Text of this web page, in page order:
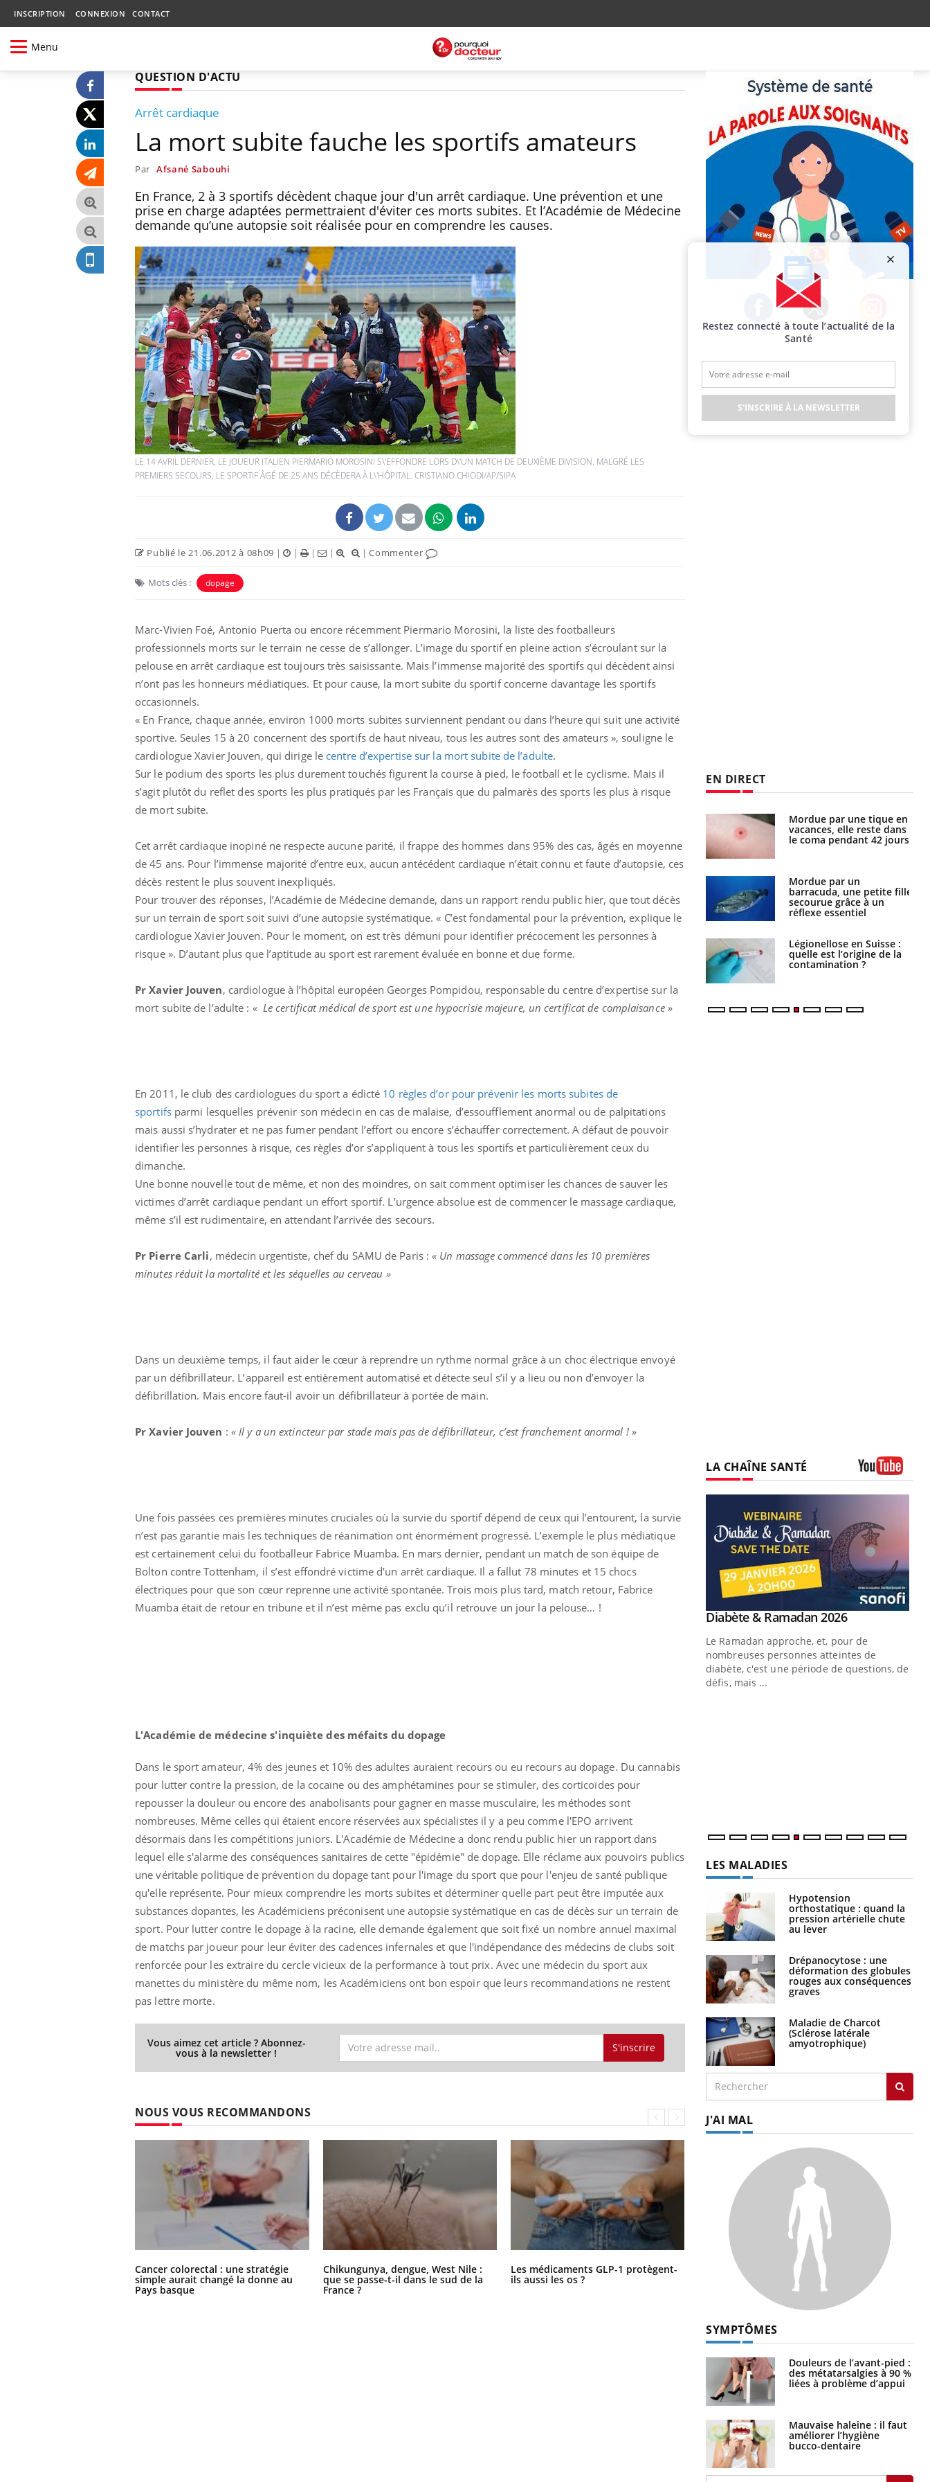
INSCRIPTION CONNEXION CONTACT
Menu
QUESTION D'ACTU
Arrêt cardiaque
La mort subite fauche les sportifs amateurs
Par Afsané Sabouhi
En France, 2 à 3 sportifs décèdent chaque jour d'un arrêt cardiaque. Une prévention et une
prise en charge adaptées permettraient d'éviter ces morts subites. Et l’Académie de Médecine
demande qu’une autopsie soit réalisée pour en comprendre les causes.
LE 14 AVRIL DERNIER, LE JOUEUR ITALIEN PIERMARIO MOROSINI S\'EFFONDRE LORS D\'UN MATCH DE DEUXIÈME DIVISION. MALGRÉ LES
PREMIERS SECOURS, LE SPORTIF ÂGÉ DE 25 ANS DÉCÈDERA À L\'HÔPITAL. CRISTIANO CHIODI/AP/SIPA
Publié le 21.06.2012 à 08h09 | | | | |Commenter
Mots clés : dopage
Marc-Vivien Foé, Antonio Puerta ou encore récemment Piermario Morosini, la liste des footballeurs
professionnels morts sur le terrain ne cesse de s’allonger. L’image du sportif en pleine action s’écroulant sur la
pelouse en arrêt cardiaque est toujours très saisissante. Mais l’immense majorité des sportifs qui décèdent ainsi
n’ont pas les honneurs médiatiques. Et pour cause, la mort subite du sportif concerne davantage les sportifs
occasionnels.
« En France, chaque année, environ 1000 morts subites surviennent pendant ou dans l’heure qui suit une activité
sportive. Seules 15 à 20 concernent des sportifs de haut niveau, tous les autres sont des amateurs », souligne le
cardiologue Xavier Jouven, qui dirige le centre d’expertise sur la mort subite de l’adulte.
Sur le podium des sports les plus durement touchés figurent la course à pied, le football et le cyclisme. Mais il
s’agit plutôt du reflet des sports les plus pratiqués par les Français que du palmarès des sports les plus à risque
de mort subite.
Cet arrêt cardiaque inopiné ne respecte aucune parité, il frappe des hommes dans 95% des cas, âgés en moyenne
de 45 ans. Pour l’immense majorité d’entre eux, aucun antécédent cardiaque n’était connu et faute d’autopsie, ces
décès restent le plus souvent inexpliqués.
Pour trouver des réponses, l’Académie de Médecine demande, dans un rapport rendu public hier, que tout décès
sur un terrain de sport soit suivi d’une autopsie systématique. « C’est fondamental pour la prévention, explique le
cardiologue Xavier Jouven. Pour le moment, on est très démuni pour identifier précocement les personnes à
risque ». D’autant plus que l’aptitude au sport est rarement évaluée en bonne et due forme.
Pr Xavier Jouven, cardiologue à l’hôpital européen Georges Pompidou, responsable du centre d’expertise sur la
mort subite de l’adulte : « Le certificat médical de sport est une hypocrisie majeure, un certificat de complaisance »
En 2011, le club des cardiologues du sport a édicté 10 règles d’or pour prévenir les morts subites de
sportifsparmi lesquelles prévenir son médecin en cas de malaise, d’essoufflement anormal ou de palpitations
mais aussi s’hydrater et ne pas fumer pendant l’effort ou encore s’échauffer correctement. A défaut de pouvoir
identifier les personnes à risque, ces règles d’or s’appliquent à tous les sportifs et particulièrement ceux du
dimanche.
Une bonne nouvelle tout de même, et non des moindres, on sait comment optimiser les chances de sauver les
victimes d’arrêt cardiaque pendant un effort sportif. L’urgence absolue est de commencer le massage cardiaque,
même s’il est rudimentaire, en attendant l’arrivée des secours.
Pr Pierre Carli, médecin urgentiste, chef du SAMU de Paris :« Un massage commencé dans les 10 premières
minutes réduit la mortalité et les séquelles au cerveau »
Dans un deuxième temps, il faut aider le cœur à reprendre un rythme normal grâce à un choc électrique envoyé
par un défibrillateur. L’appareil est entièrement automatisé et détecte seul s’il y a lieu ou non d’envoyer la
défibrillation. Mais encore faut-il avoir un défibrillateur à portée de main.
Pr Xavier Jouven : « Il y a un extincteur par stade mais pas de défibrillateur, c’est franchement anormal ! »
Une fois passées ces premières minutes cruciales où la survie du sportif dépend de ceux qui l’entourent, la survie
n’est pas garantie mais les techniques de réanimation ont énormément progressé. L’exemple le plus médiatique
est certainement celui du footballeur Fabrice Muamba. En mars dernier, pendant un match de son équipe de
Bolton contre Tottenham, il s’est effondré victime d’un arrêt cardiaque. Il a fallut 78 minutes et 15 chocs
électriques pour que son cœur reprenne une activité spontanée. Trois mois plus tard, match retour, Fabrice
Muamba était de retour en tribune et il n’est même pas exclu qu’il retrouve un jour la pelouse… !
L'Académie de médecine s'inquiète des méfaits du dopage
Dans le sport amateur, 4% des jeunes et 10% des adultes auraient recours ou eu recours au dopage. Du cannabis
pour lutter contre la pression, de la cocaïne ou des amphétamines pour se stimuler, des corticoïdes pour
repousser la douleur ou encore des anabolisants pour gagner en masse musculaire, les méthodes sont
nombreuses. Même celles qui étaient encore réservées aux spécialistes il y a peu comme l'EPO arrivent
désormais dans les compétitions juniors. L'Académie de Médecine a donc rendu public hier un rapport dans
lequel elle s'alarme des conséquences sanitaires de cette "épidémie" de dopage. Elle réclame aux pouvoirs publics
une véritable politique de prévention du dopage tant pour l'image du sport que pour l'enjeu de santé publique
qu'elle représente. Pour mieux comprendre les morts subites et déterminer quelle part peut être imputée aux
substances dopantes, les Académiciens préconisent une autopsie systématique en cas de décès sur un terrain de
sport. Pour lutter contre le dopage à la racine, elle demande également que soit fixé un nombre annuel maximal
de matchs par joueur pour leur éviter des cadences infernales et que l'indépendance des médecins de clubs soit
renforcée pour les extraire du cercle vicieux de la performance à tout prix. Avec une médecin du sport aux
manettes du ministère du même nom, les Académiciens ont bon espoir que leurs recommandations ne restent
pas lettre morte.
Vous aimez cet article ? Abonnez-
vous à la newsletter ! S'inscrire
NOUS VOUS RECOMMANDONS
Cancer colorectal : une stratégie
simple aurait changé la donne au
Pays basque
Chikungunya, dengue, West Nile :
que se passe-t-il dans le sud de la
France ?
Les médicaments GLP-1 protègent-
ils aussi les os ?
Cytomégalovirus : ce qui change
dans la prise en charge des femmes
enceintes
Facebook Twitter Instagram
EN DIRECT
charge des femmes
enceintes
La sieste empêche-t-elle
de dormir la nuit ?
VIH : la fin du comprimé
tous les jours se profile-t-
jours de vos vacances ?
noyade grimpe-t-il ?
Le Viagra pourrait-il
freiner la propagation du
finalement être bénéfique
Le smartphone nuit-il à
Mordue par une tique en
vacances, elle reste dans
le coma pendant 42 jours
Mordue par un
barracuda, une petite fille
secourue grâce à un
réflexe essentiel
Légionellose en Suisse :
quelle est l’origine de la
contamination ?
LA CHAÎNE SANTÉ
Carence en fer : comprendre pour Insuline & Charge mentale : et si on Youtube
Eczéma Chronique des Mains : se Youtube
Diabète & Ramadan 2026Youtube
Le Ramadan approche, et, pour de
nombreuses personnes atteintes de
diabète, c'est une période de questions, de
défis, mais ...
LES MALADIES
Hypotension
orthostatique : quand la
pression artérielle chute
au lever
Drépanocytose : une
déformation des globules
rouges aux conséquences
graves
Maladie de Charcot
(Sclérose latérale
amyotrophique)
J'AI MAL
SYMPTÔMES
Douleurs de l’avant-pied :
des métatarsalgies à 90 %
liées à problème d’appui
Mauvaise haleine : il faut
améliorer l’hygiène
bucco-dentaire
Restez connecté à toute l’actualité de la
Santé
S'INSCRIRE À LA NEWSLETTER